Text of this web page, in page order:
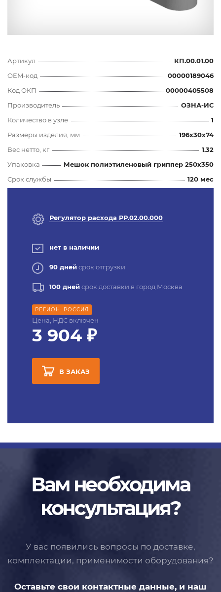
Артикул
КП.00.01.00
OEM-код
00000189046
Код ОКП
00000405508
Производитель
ОЗНА-ИС
Количество в узле
1
Размеры изделия, мм
196x30x74
Вес нетто, кг
1.32
Упаковка
Мешок полиэтиленовый гриппер 250х350
Срок службы
120 мес
Регулятор расхода РР.02.00.000
нет в наличии
90 днейсрок отгрузки
100 днейсрок доставки в город Москва
РЕГИОН: РОССИЯ
Цена, НДС включен
3 904 ₽
В ЗАКАЗ
Вам необходима
консультация?
У вас появились вопросы по доставке,
комплектации, применимости оборудования?
Оставьте свои контактные данные, и наш